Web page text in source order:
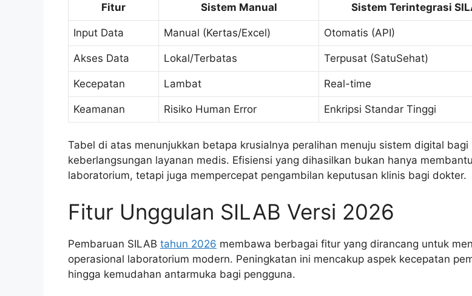
Fitur Sistem Manual Sistem Terintegrasi
Input Data Manual (Kertas/Excel) Otomatis (API)
Akses Data Lokal/Terbatas Terpusat (SatuSehat)
Kecepatan Lambat Real-time
Keamanan Risiko Human Error Enkripsi Standar Tinggi
Tabel di atas menunjukkan betapa krusialnya peralihan menuju sistem digital bagi
keberlangsungan layanan medis. Efisiensi yang dihasilkan bukan hanya
laboratorium, tetapi juga mempercepat pengambilan keputusan klinis bagi dokter.
Fitur Unggulan SILAB Versi 2026
Pembaruan SILAB tahun 2026 membawa berbagai fitur yang dirancang untuk
operasional laboratorium modern. Peningkatan ini mencakup aspek kecepatan
hingga kemudahan antarmuka bagi pengguna.